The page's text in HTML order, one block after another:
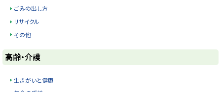
プ
に
ごみの出し方
リサイクル
その他
ト
ッ
プ
高齢・介護
生きがいと健康